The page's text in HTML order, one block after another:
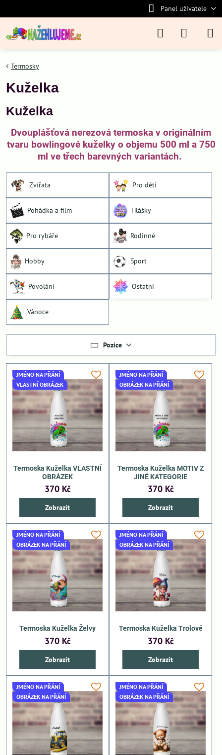
Panel uživatele
Termosky
Kuželka
Kuželka
Dvouplášťová nerezová termoska v originálním
tvaru bowlingové kuželky o objemu 500 ml a 750
ml ve třech barevných variantách.
Zvířata Pro děti
Pohádka a film Hlášky
Pro rybáře Rodinné
Hobby Sport
Povolání Ostatní
Vánoce
Pozice
JMÉNO NA PŘÁNÍ
VLASTNÍ OBRÁZEK
Termoska Kuželka VLASTNÍ
OBRÁZEK
370 Kč
Zobrazit
JMÉNO NA PŘÁNÍ
OBRÁZEK NA PŘÁNÍ
Termoska Kuželka MOTIV Z
JINÉ KATEGORIE
370 Kč
Zobrazit
JMÉNO NA PŘÁNÍ
OBRÁZEK NA PŘÁNÍ
Termoska Kuželka Želvy
370 Kč
Zobrazit
JMÉNO NA PŘÁNÍ
OBRÁZEK NA PŘÁNÍ
Termoska Kuželka Trolové
370 Kč
Zobrazit
JMÉNO NA PŘÁNÍ
OBRÁZEK NA PŘÁNÍ
JMÉNO NA PŘÁNÍ
OBRÁZEK NA PŘÁNÍ